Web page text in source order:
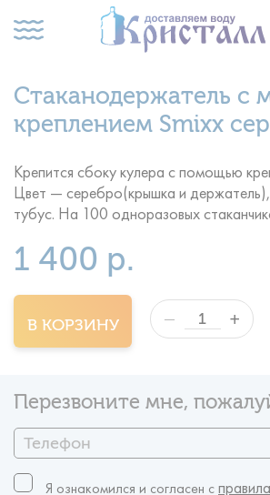
Стаканодержатель с
креплением Smixx
Крепится сбоку кулера с помощью
Цвет — серебро(крышка и держатель),
тубус. На 100 одноразовых
1 400 р.
В КОРЗИНУ — +
Перезвоните мне,
Я ознакомился и согласен c